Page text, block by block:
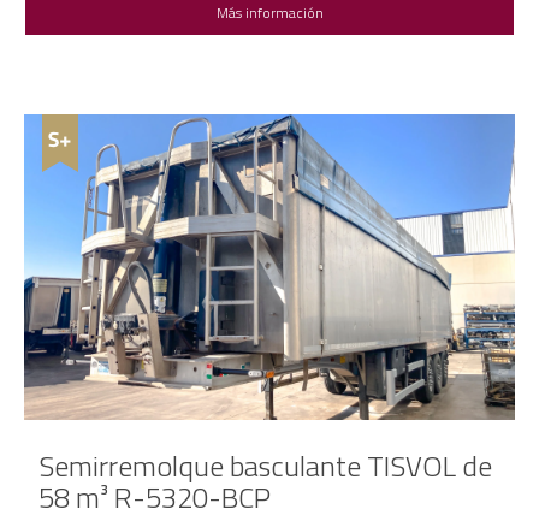
Más información
Semirremolque basculante TISVOL de
58 m³ R-5320-BCP